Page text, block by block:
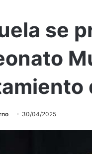
se
30/04/2025